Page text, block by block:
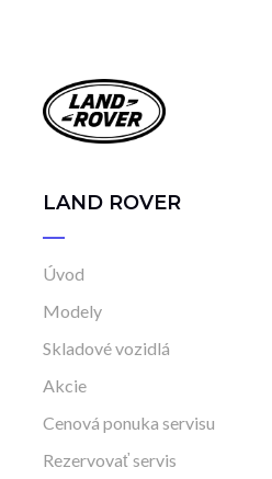
LAND ROVER
Úvod
Modely
Skladové vozidlá
Akcie
Cenová ponuka servisu
Rezervovať servis